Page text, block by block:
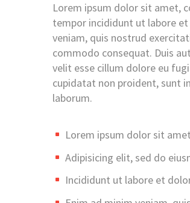
Lorem ipsum dolor sit amet,
tempor incididunt ut labore
veniam, quis nostrud
commodo consequat. Duis
velit esse cillum dolore eu
cupidatat non proident, sunt
laborum.
Lorem ipsum dolor sit
Adipisicing elit, sed do
Incididunt ut labore et